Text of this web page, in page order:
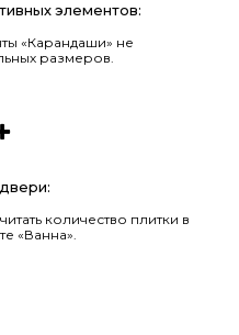
элементов:
«Карандаши» не
размеров.
количество плитки в
«Ванна».